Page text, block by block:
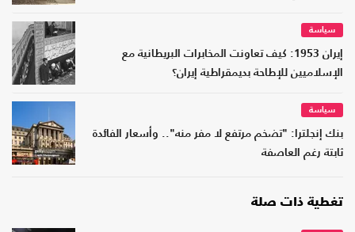
سياسة
إيران 1953: كيف تعاونت المخابرات البريطانية مع
الإسلاميين للإطاحة بديمقراطية إيران؟
سياسة
بنك إنجلترا: "تضخم مرتفع لا مفر منه".. وأسعار الفائدة
ثابتة رغم العاصفة
تغطية ذات صلة